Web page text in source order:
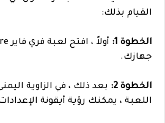
القيام بذلك:
الخطوة 1:
جهازك.
الخطوة 2:
بعد ذلك ، في الزاوية
اللعبة ، يمكنك رؤية أيقونة